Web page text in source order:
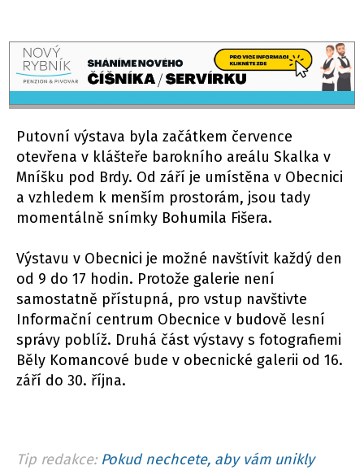
Putovní výstava byla začátkem července
otevřena v klášteře barokního areálu Skalka v
Mníšku pod Brdy. Od září je umístěna v Obecnici
a vzhledem k menším prostorám, jsou tady
momentálně snímky Bohumila Fišera.
Výstavu v Obecnici je možné navštívit každý den
od 9 do 17 hodin. Protože galerie není
samostatně přístupná, pro vstup navštivte
Informační centrum Obecnice v budově lesní
správy poblíž. Druhá část výstavy s fotografiemi
Běly Komancové bude v obecnické galerii od 16.
září do 30. října.
Tip redakce: Pokud nechcete, aby vám unikly